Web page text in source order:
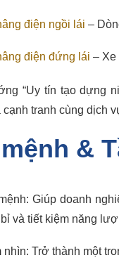
điện ngồi lái –
điện đứng lái – Xe
“Uy tín tạo dựng
cạnh tranh cùng dịch
&
Giúp doanh
và tiết kiệm năng
nhìn: Trở thành một